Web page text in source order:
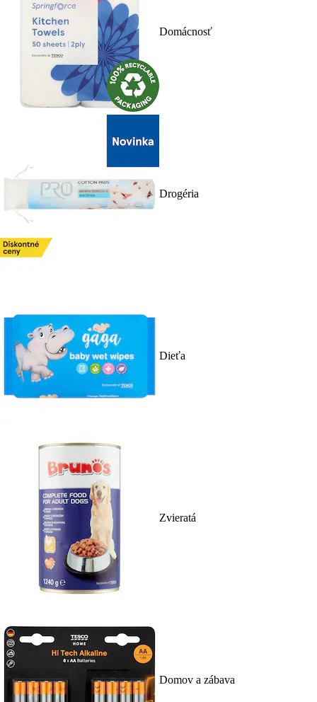
Domácnosť
Drogéria
Dieťa
Zvieratá
Domov a zábava